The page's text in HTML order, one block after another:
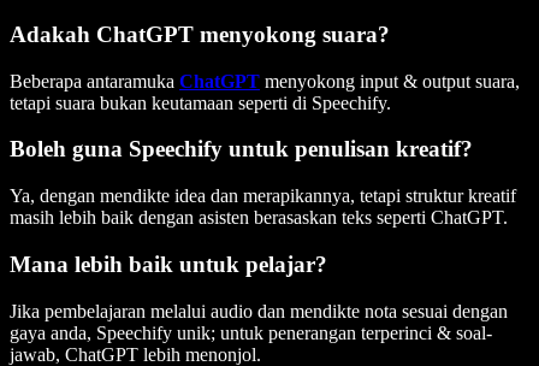
Adakah ChatGPT menyokong suara?
Beberapa antaramuka ChatGPT menyokong input & output suara,
tetapi suara bukan keutamaan seperti di Speechify.
Boleh guna Speechify untuk penulisan kreatif?
Ya, dengan mendikte idea dan merapikannya, tetapi struktur kreatif
masih lebih baik dengan asisten berasaskan teks seperti ChatGPT.
Mana lebih baik untuk pelajar?
Jika pembelajaran melalui audio dan mendikte nota sesuai dengan
gaya anda, Speechify unik; untuk penerangan terperinci & soal-
jawab, ChatGPT lebih menonjol.